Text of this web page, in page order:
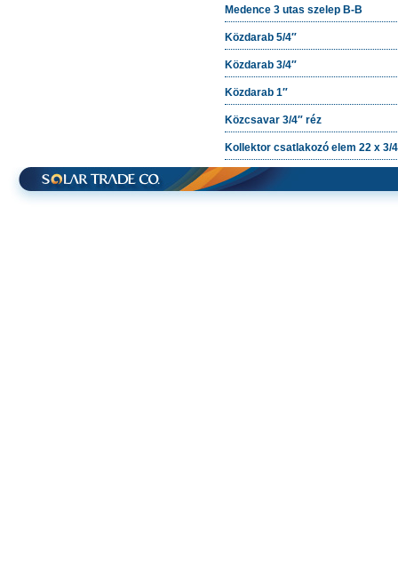
Medence 3 utas szelep B-B
Közdarab 5/4″
Közdarab 3/4″
Közdarab 1″
Közcsavar 3/4″ réz
Kollektor csatlakozó elem 22 x